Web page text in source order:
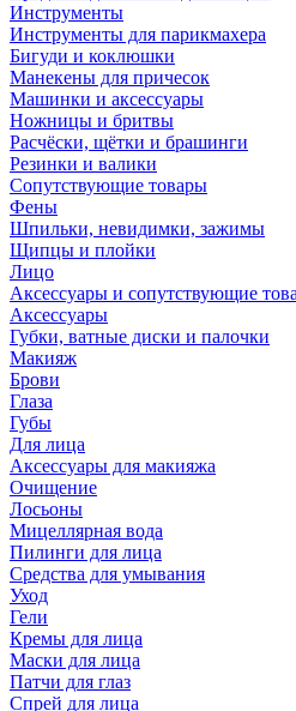
Инструменты
Инструменты для парикмахера
Бигуди и коклюшки
Манекены для причесок
Машинки и аксессуары
Ножницы и бритвы
Расчёски, щётки и брашинги
Резинки и валики
Сопутствующие товары
Фены
Шпильки, невидимки, зажимы
Щипцы и плойки
Лицо
Аксессуары и сопутствующие
Аксессуары
Губки, ватные диски и палочки
Макияж
Брови
Глаза
Губы
Для лица
Аксессуары для макияжа
Очищение
Лосьоны
Мицеллярная вода
Пилинги для лица
Средства для умывания
Уход
Гели
Кремы для лица
Маски для лица
Патчи для глаз
Спрей для лица